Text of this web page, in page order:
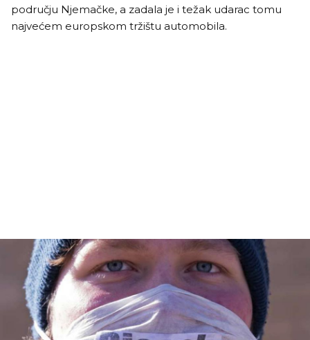
području Njemačke, a zadala je i težak udarac tomu
najvećem europskom tržištu automobila.